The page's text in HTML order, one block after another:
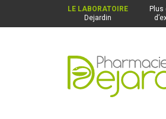
LE LABORATOIRE
Dejardin
Plus
Pharmacie Dejardin